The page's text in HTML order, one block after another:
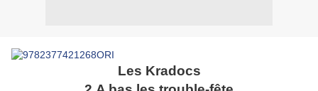
Les Kradocs